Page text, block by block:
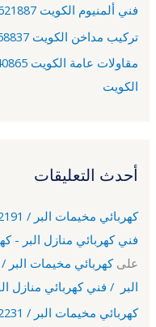
فني ألمنيوم الكويت 69621887 – خيطان – فني المنيوم
تركيب مداخن الكويت 66568837 – الفنيطيس – تركيب شفاطات
الكويت
أحدث التعليقات
فني كهربائي منازل البر -
على
البر / فني كهربائي منازل